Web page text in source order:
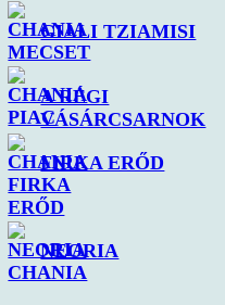
GIALI TZIAMISI
A RÉGI
VÁSÁRCSARNOK
FIRKA ERŐD
NEORIA